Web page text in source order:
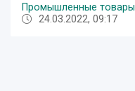
Промышленные товары
24.03.2022, 09:17